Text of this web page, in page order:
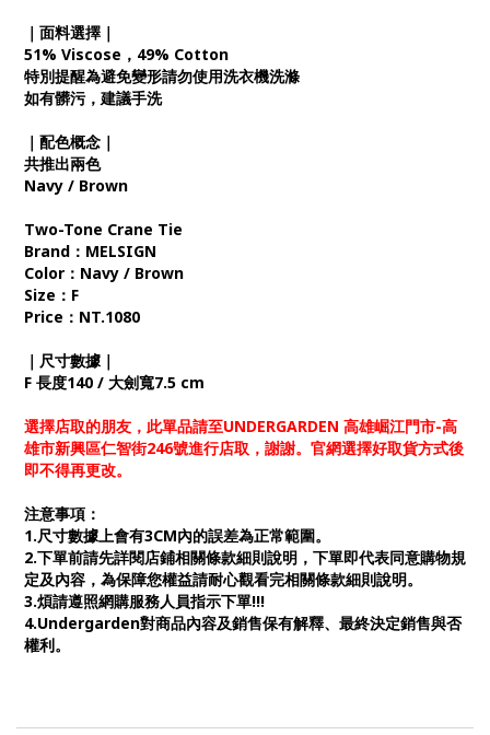
｜面料選擇｜
51% Viscose，49% Cotton
特別提醒為避免變形請勿使用洗衣機洗滌
如有髒污，建議手洗
｜配色概念｜
共推出兩色
Navy / Brown
Two-Tone Crane Tie
Brand：MELSIGN
Color：Navy / Brown
Size：F
Price：NT.1080
｜尺寸數據｜
F 長度140 / 大劍寬7.5 cm
選擇店取的朋友，此單品請至UNDERGARDEN 高雄崛江門市-高
雄市新興區仁智街246號進行店取，謝謝。官網選擇好取貨方式後
即不得再更改。
注意事項：
1.尺寸數據上會有3CM內的誤差為正常範圍。
2.下單前請先詳閱店鋪相關條款細則說明，下單即代表同意購物規
定及內容，為保障您權益請耐心觀看完相關條款細則說明。
3.煩請遵照網購服務人員指示下單!!!
4.Undergarden對商品內容及銷售保有解釋、最終決定銷售與否
權利。